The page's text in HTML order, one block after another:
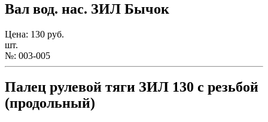
Вал вод. нас. ЗИЛ Бычок
Цена: 130 руб.
шт.
№: 003-005
Палец рулевой тяги ЗИЛ 130 с резьбой
(продольный)